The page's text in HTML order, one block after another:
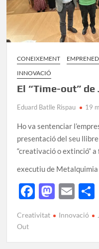
CONEIXEMENT
INNOVACIÓ
El “Time-out” de
Eduard Batlle Rispau 19
Ho va sentenciar
presentació del seu
“creativació o extinció“
executiu de
F
e
b
M
to
d
E
ail
Creativitat Innovació
Out